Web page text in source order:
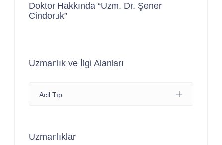
Doktor Hakkında “Uzm. Dr. Şener
Cindoruk”
Uzmanlık ve İlgi Alanları
Acil Tıp
Uzmanlıklar